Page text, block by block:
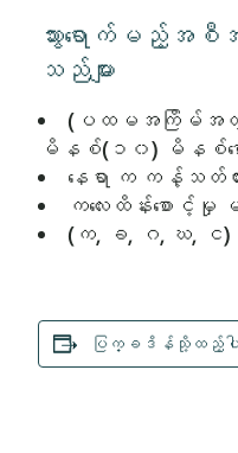
သွားရောက်မ
သည်များ
(ပထမအကြိမ်အ
မိနစ်(၁၀) မိနစ်စေ
နေရာ က ကန့်သတ်ထ
ကလေးထိန်းစောင့်
(က, ခ, ဂ, ဃ, င)
ပြက္ခဒိန်သို့ထည့်ပ